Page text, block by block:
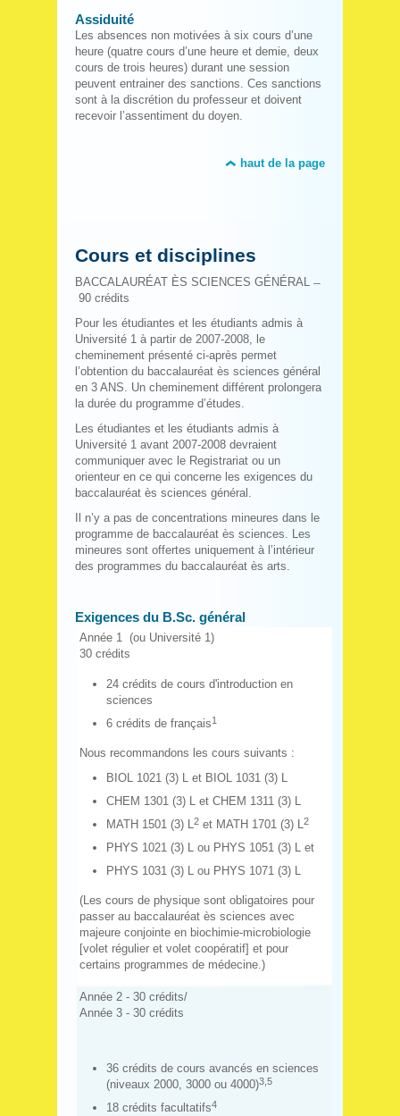
Assiduité
Les absences non motivées à six cours d’une
heure (quatre cours d’une heure et demie, deux
cours de trois heures) durant une session
peuvent entrainer des sanctions. Ces sanctions
sont à la discrétion du professeur et doivent
recevoir l’assentiment du doyen.
haut de la page
Cours et disciplines
BACCALAURÉAT ÈS SCIENCES GÉNÉRAL ̶
90 crédits
Pour les étudiantes et les étudiants admis à
Université 1 à partir de 2007-2008, le
cheminement présenté ci-après permet
l’obtention du baccalauréat ès sciences général
en 3 ANS. Un cheminement différent prolongera
la durée du programme d’études.
Les étudiantes et les étudiants admis à
Université 1 avant 2007-2008 devraient
communiquer avec le Registrariat ou un
orienteur en ce qui concerne les exigences du
baccalauréat ès sciences général.
Il n’y a pas de concentrations mineures dans le
programme de baccalauréat ès sciences. Les
mineures sont offertes uniquement à l’intérieur
des programmes du baccalauréat ès arts.
Exigences du B.Sc. général
Année 1 (ou Université 1)
30 crédits
24 crédits de cours d'introduction en
sciences
6 crédits de français1
Nous recommandons les cours suivants :
BIOL 1021 (3) L et BIOL 1031 (3) L
CHEM 1301 (3) L et CHEM 1311 (3) L
MATH 1501 (3) L2 et MATH 1701 (3) L2
PHYS 1021 (3) L ou PHYS 1051 (3) L et
PHYS 1031 (3) L ou PHYS 1071 (3) L
(Les cours de physique sont obligatoires pour
passer au baccalauréat ès sciences avec
majeure conjointe en biochimie-microbiologie
[volet régulier et volet coopératif] et pour
certains programmes de médecine.)
Année 2 - 30 crédits/
Année 3 - 30 crédits
36 crédits de cours avancés en sciences
(niveaux 2000, 3000 ou 4000)3,5
18 crédits facultatifs4